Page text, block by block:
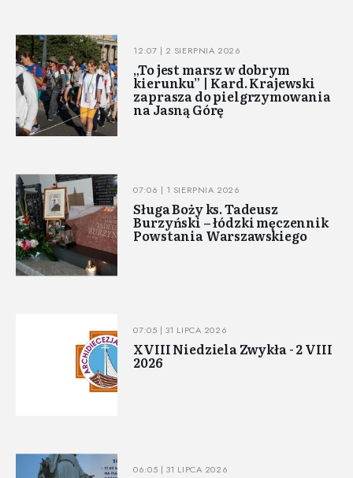
12:07 | 2 SIERPNIA 2026
„To jest marsz w dobrym
kierunku” | Kard. Krajewski
zaprasza do pielgrzymowania
na Jasną Górę
07:06 | 1 SIERPNIA 2026
Sługa Boży ks. Tadeusz
Burzyński – łódzki męczennik
Powstania Warszawskiego
07:05 | 31 LIPCA 2026
XVIII Niedziela Zwykła - 2 VIII
2026
06:05 | 31 LIPCA 2026